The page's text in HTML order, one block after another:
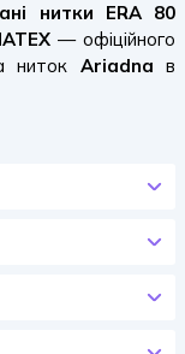
нитки ERA 80
— офіційного
ниток Ariadna в